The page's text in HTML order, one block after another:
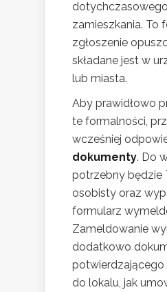
zamieszkania. To
zgłoszenie
składane jest w
lub miasta.
Aby prawidłowo
te formalności,
wcześniej
dokumenty. Do
potrzebny będzie
osobisty oraz
formularz
Zameldowanie
dodatkowo
potwierdzającego
do lokalu, jak